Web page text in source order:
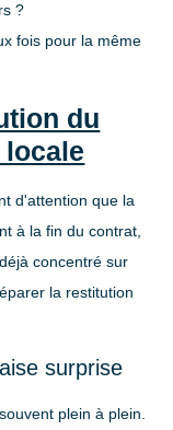
?
fois pour la même
du
d'attention que la
à la fin du contrat,
concentré sur
la restitution
surprise
plein à plein